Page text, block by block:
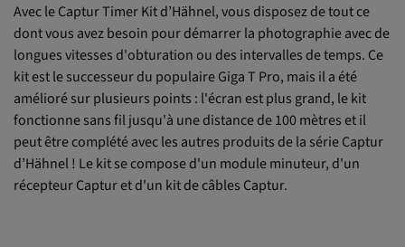
Avec le Captur Timer Kit d’Hähnel, vous disposez de tout ce
dont vous avez besoin pour démarrer la photographie avec de
longues vitesses d'obturation ou des intervalles de temps. Ce
kit est le successeur du populaire Giga T Pro, mais il a été
amélioré sur plusieurs points : l'écran est plus grand, le kit
fonctionne sans fil jusqu'à une distance de 100 mètres et il
peut être complété avec les autres produits de la série Captur
d’Hähnel ! Le kit se compose d'un module minuteur, d'un
récepteur Captur et d'un kit de câbles Captur.